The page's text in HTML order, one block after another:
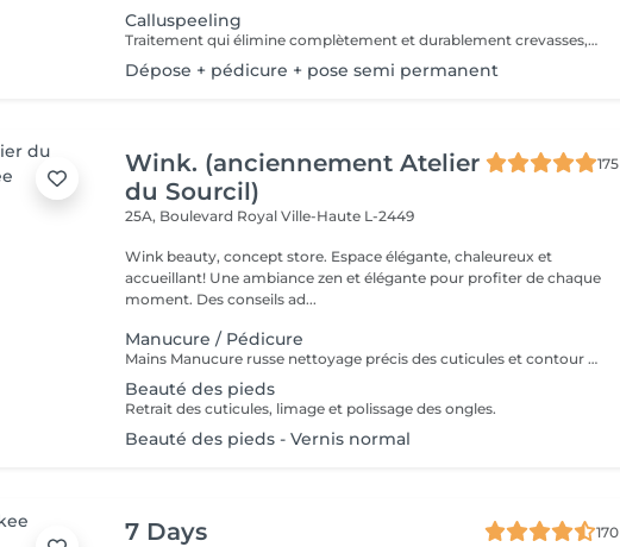
Calluspeeling
Traitement qui élimine complètement et durablement crevasses, durillons et callosités sans utiliser de lame ou instrument métallique.
Dépose + pédicure + pose semi permanent
Wink. (anciennement Atelier
du Sourcil)
175
25A, Boulevard RoyalVille-Haute L-2449
Wink beauty, concept store. Espace élégante, chaleureux et
accueillant! Une ambiance zen et élégante pour profiter de chaque
moment. Des conseils ad...
Manucure / Pédicure
Mains Manucure russe nettoyage précis des cuticules et contour des ongles. Application d'un vernis semi-permanent qui dure 3 à 4 semaines. Résultat naturel, brillant et résistant aux chocs. Pieds Retrait des cuticules, limage et polissage des ongles. Application de la base semi-permanent : protège l'ongle naturel et favorise l'adhérence. Application de la couleur semi-permanent : couche uniforme pour une finition parfaite.
Beauté des pieds
Retrait des cuticules, limage et polissage des ongles.
Beauté des pieds - Vernis normal
7 Days
170